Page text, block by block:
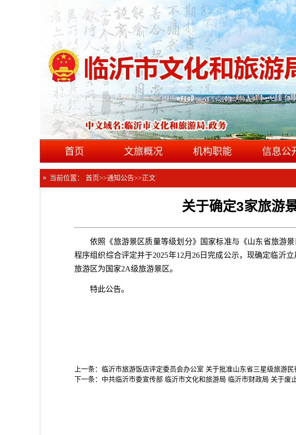
首页 文旅概况 机构职能 信息公
当前位置： 首页>>通知公告>> 正文
关于确定3家旅游
依照《旅游景区质量等级划分》国家标准与《山东省旅游
程序组织综合评定并于2025年12月26日完成公示，现确定临沂
旅游区为国家2A级旅游景区。
特此公告。
上一条： 临沂市旅游饭店评定委员会办公室 关于批准山东省三星级旅游民
下一条： 中共临沂市委宣传部 临沂市文化和旅游局 临沂市财政局 关于废